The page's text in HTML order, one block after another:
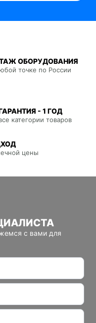
ОБОРУДОВАНИЯ
точке по России
- 1 ГОД
категории товаров
цены
с вами для